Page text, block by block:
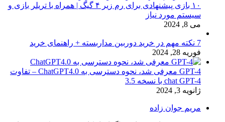
۱۰ بازی پیشنهادی برای رم زیر ۴ گیگ | همراه با تریلر بازی و
سیستم مورد نیاز
می 8, 2024
7 نکته مهم در خرید دوربین مداربسته + راهنمای خرید
فوریه 28, 2024
GPT-4 معرفی شد، نحوه دسترسی به ChatGPT4.0 – تفاوت
chat GPT-4 با نسخه 3.5
ژانویه 3, 2024
مریم جوان زاده